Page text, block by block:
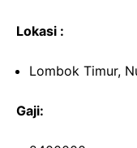
Lokasi :
Lombok Timur,
Gaji: